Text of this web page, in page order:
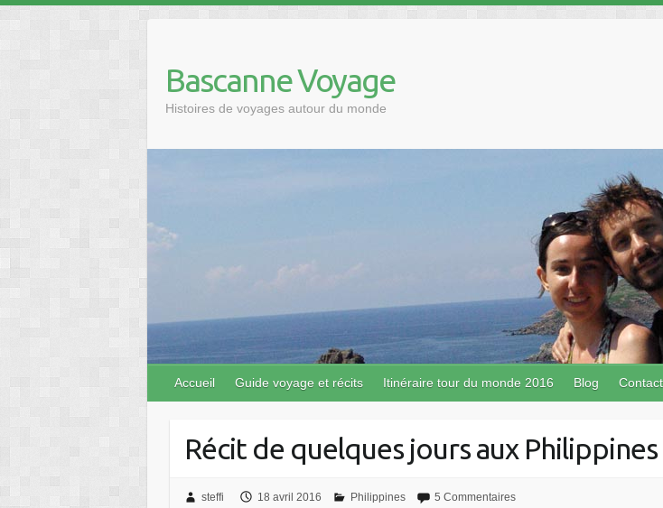
content
Bascanne Voyage
Histoires de voyages autour du monde
Accueil Guide voyage et récits Itinéraire tour du monde 2016 Blog Contact
Récit de quelques jours aux Philippines
steffi 18 avril 2016 Philippines 5 Commentaires